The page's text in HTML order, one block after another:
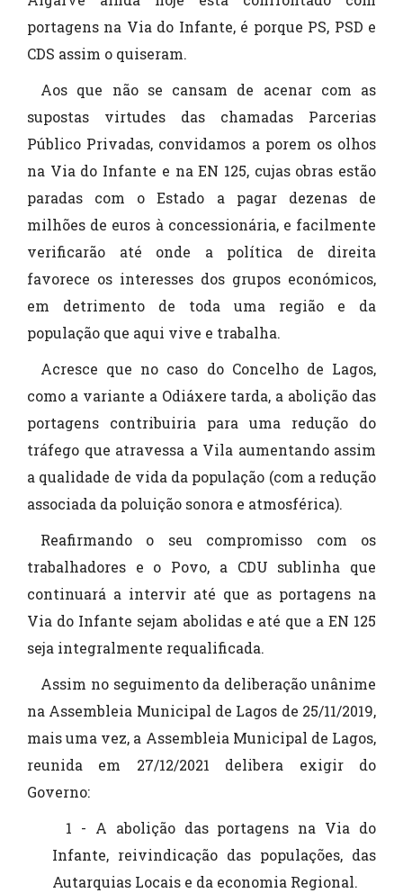
portagens na Via do Infante, é porque PS, PSD e
CDS assim o quiseram.
Aos que não se cansam de acenar com as
supostas virtudes das chamadas Parcerias
Público Privadas, convidamos a porem os olhos
na Via do Infante e na EN 125, cujas obras estão
paradas com o Estado a pagar dezenas de
milhões de euros à concessionária, e facilmente
verificarão até onde a política de direita
favorece os interesses dos grupos económicos,
em detrimento de toda uma região e da
população que aqui vive e trabalha.
Acresce que no caso do Concelho de Lagos,
como a variante a Odiáxere tarda, a abolição das
portagens contribuiria para uma redução do
tráfego que atravessa a Vila aumentando assim
a qualidade de vida da população (com a redução
associada da poluição sonora e atmosférica).
Reafirmando o seu compromisso com os
trabalhadores e o Povo, a CDU sublinha que
continuará a intervir até que as portagens na
Via do Infante sejam abolidas e até que a EN 125
seja integralmente requalificada.
Assim no seguimento da deliberação unânime
na Assembleia Municipal de Lagos de 25/11/2019,
mais uma vez, a Assembleia Municipal de Lagos,
reunida em 27/12/2021 delibera exigir do
Governo:
1 - A abolição das portagens na Via do
Infante, reivindicação das populações, das
Autarquias Locais e da economia Regional.